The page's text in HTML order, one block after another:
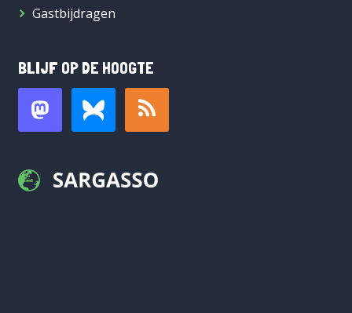
Gastbijdragen
BLIJF OP DE HOOGTE